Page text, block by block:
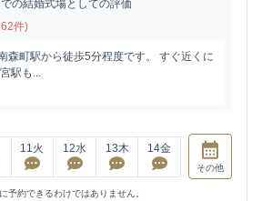
での結婚式場としての評価
件)
町駅から徒歩5分程度です。 すぐ近くに
駅も...
11 火 12水 13木 14金
その他
予約できるわけではありません。